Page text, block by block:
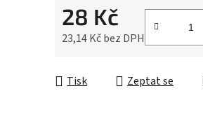
28 Kč
23,14 Kč bez DPH
Tisk Zeptat se